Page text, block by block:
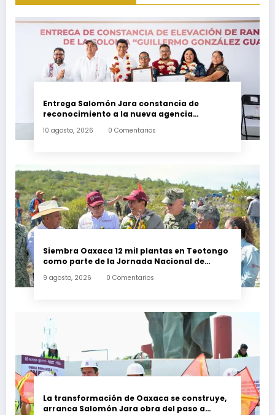
Entrega Salomón Jara constancia de
reconocimiento a la nueva agencia
10 agosto, 2026 0 Comentarios
Siembra Oaxaca 12 mil plantas en Teotongo
como parte de la Jornada Nacional de
9 agosto, 2026 0 Comentarios
La transformación de Oaxaca se construye,
arranca Salomón Jara obra del paso a